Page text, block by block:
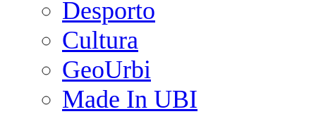
Desporto
Cultura
GeoUrbi
Made In UBI